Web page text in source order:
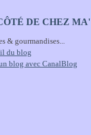
DE CHEZ MA'
& gourmandises...
du blog
blog avec CanalBlog